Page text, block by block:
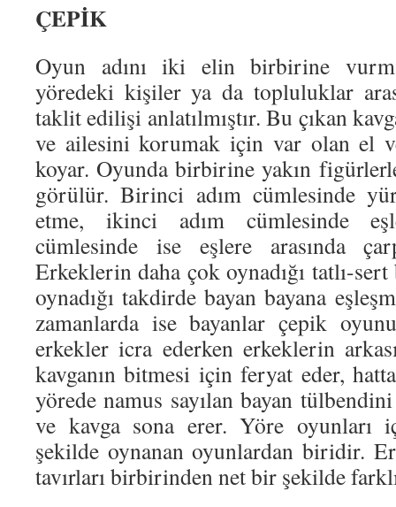
ÇEPİK
Oyun adını iki elin birbirine
yöredeki kişiler ya da topluluklar
taklit edilişi anlatılmıştır. Bu çıkan
ve ailesini korumak için var olan el
koyar. Oyunda birbirine yakın
görülür. Birinci adım cümlesinde
etme, ikinci adım cümlesinde
cümlesinde ise eşlere arasında
Erkeklerin daha çok oynadığı tatlı-
oynadığı takdirde bayan bayana
zamanlarda ise bayanlar çepik
erkekler icra ederken erkeklerin
kavganın bitmesi için feryat eder,
yörede namus sayılan bayan
ve kavga sona erer. Yöre oyunları
şekilde oynanan oyunlardan biridir.
tavırları birbirinden net bir şekilde